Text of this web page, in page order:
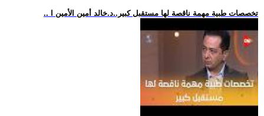
.. تخصصات طبية مهمة ناقصة لها مستقبل كبير..د.خالد أمين الأمين ا